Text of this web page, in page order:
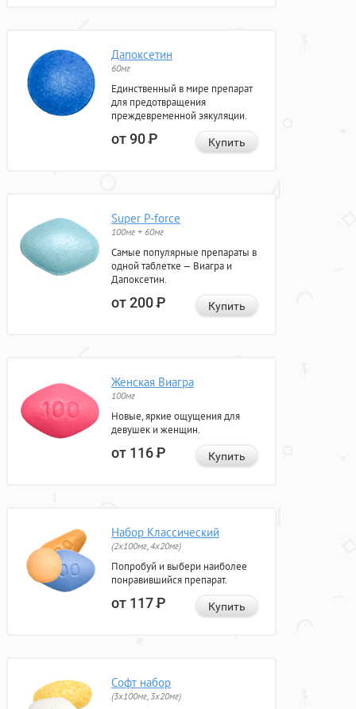
Дапоксетин
60мг
Единственный в мире препарат
для предотвращения
преждевременной эякуляции.
от 90Р Купить
Super P-force
100мг + 60мг
Самые популярные препараты в
одной таблетке — Виагра и
Дапоксетин.
от 200Р Купить
Женская Виагра
100мг
Новые, яркие ощущения для
девушек и женщин.
от 116Р Купить
Набор Классический
(2x100мг, 4x20мг)
Попробуй и выбери наиболее
понравившийся препарат.
от 117Р Купить
Софт набор
(3x100мг, 3x20мг)